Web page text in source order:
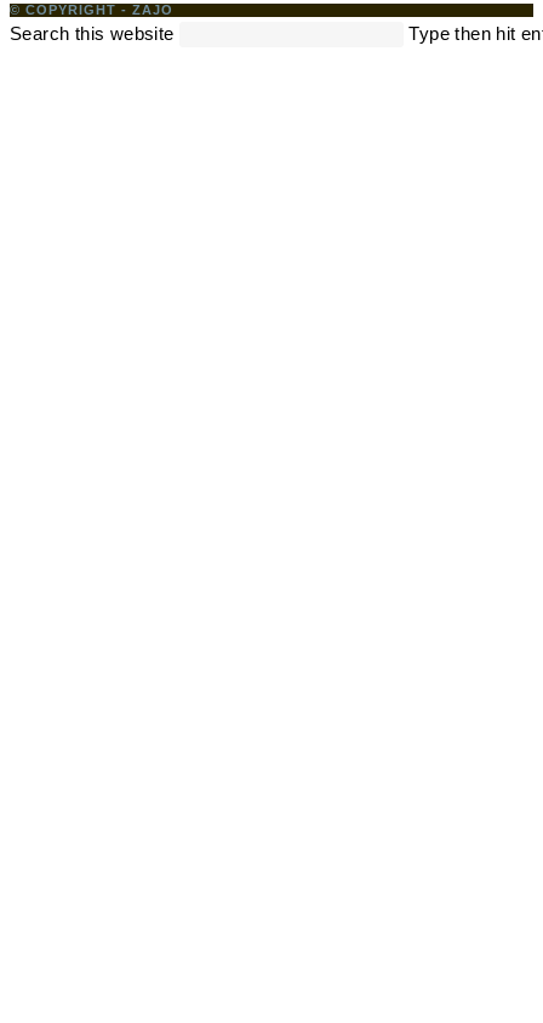
© COPYRIGHT - ZAJO
Search this website Type then hit